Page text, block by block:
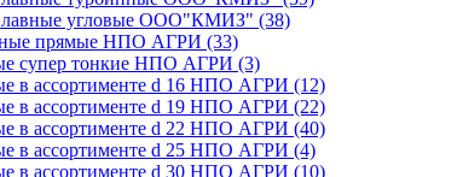
угловые ООО"КМИЗ" (38)
прямые НПО АГРИ (33)
супер тонкие НПО АГРИ (3)
в ассортименте d 16 НПО АГРИ (12)
в ассортименте d 19 НПО АГРИ (22)
в ассортименте d 22 НПО АГРИ (40)
в ассортименте d 25 НПО АГРИ (4)
в ассортименте d 30 НПО АГРИ (10)